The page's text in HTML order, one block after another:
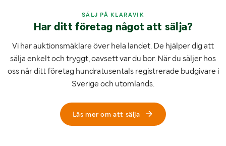
SÄLJ PÅ KLARAVIK
Har ditt företag något att sälja?
Vi har auktionsmäklare över hela landet. De hjälper dig att
sälja enkelt och tryggt, oavsett var du bor. När du säljer hos
oss når ditt företag hundratusentals registrerade budgivare i
Sverige och utomlands.
Läs mer om att sälja